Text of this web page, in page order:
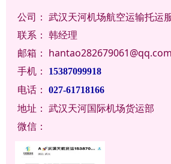
公司： 武汉天河机场航空运输托运
联系： 韩经理
邮箱： hantao282679061@qq.com
手机：
15387099918
电话： 027-61718166
地址： 武汉天河国际机场货运部
微信：